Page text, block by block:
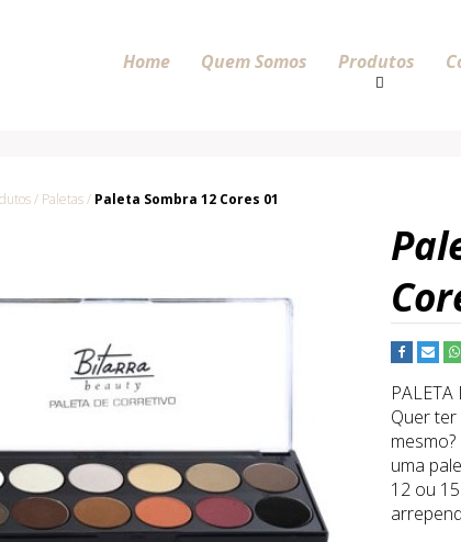
Home Quem Somos Produtos
/ Paletas / Paleta Sombra 12 Cores 01
PALETA
Quer
uma
12 ou